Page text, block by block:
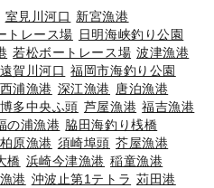
室見川河口 新宮漁港
トレース場 日明海峡釣り公園
若松ボートレース場 波津漁港
遠賀川河口 福岡市海釣り公園
西浦漁港 深江漁港 唐泊漁港
博多中央ふ頭 芦屋漁港 福吉漁港
の浦漁港 脇田海釣り桟橋
柏原漁港 須崎埠頭 芥屋漁港
橋 浜崎今津漁港 稲童漁港
港 沖波止第1テトラ 苅田港